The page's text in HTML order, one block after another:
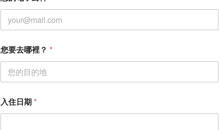
您要去哪裡？ *
入住日期*